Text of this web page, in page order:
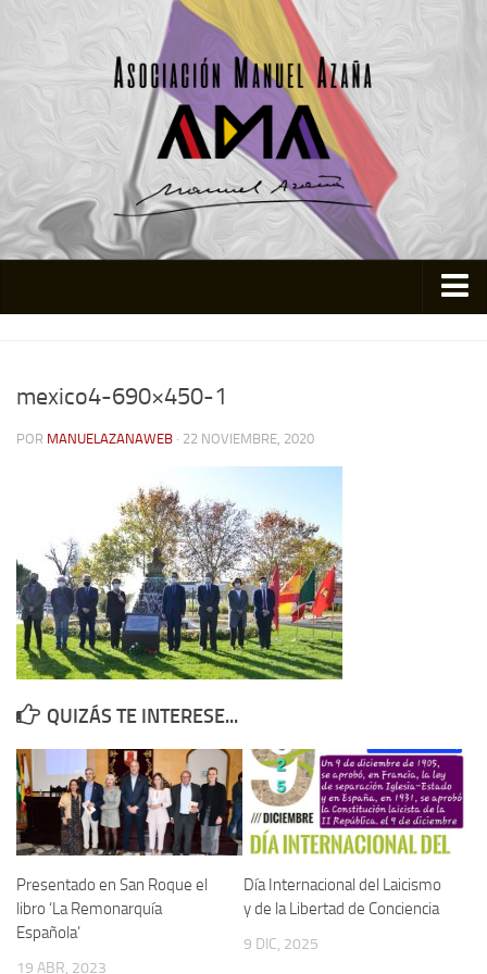
Actividades
Memoria Histórica
Investigación previa de la represión en Talavera de la Reina (1937-
1947).
Informe Represión en Toledo 1936-1947 | Buscador
Enciclopedia Republicana
Militantes históricos IR
Personajes republicanos
Izquierda Republicana. Agrupaciones y Militantes (1934-1939)
Izquierda Republicana. Galicia
Textos esenciales del republicanismo
mexico4-690×450-1
POR MANUELAZANAWEB · 22 NOVIEMBRE, 2020
QUIZÁS TE INTERESE...
Presentado en San Roque el
libro ‘La Remonarquía
Española’
19 ABR, 2023
Día Internacional del Laicismo
y de la Libertad de Conciencia
9 DIC, 2025